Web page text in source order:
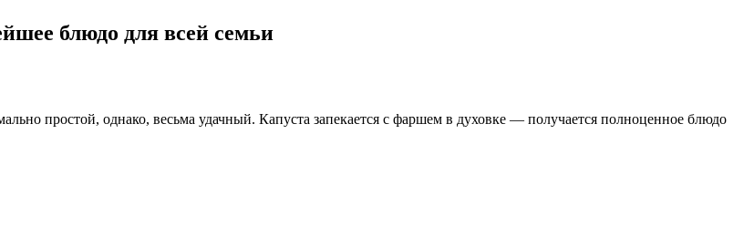
блюдо для всей семьи
простой, однако, весьма удачный. Капуста запекается с фаршем в духовке — получается полноценное блюдо